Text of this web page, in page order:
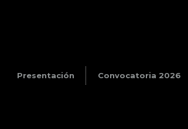
Presentación Convocatoria 2026